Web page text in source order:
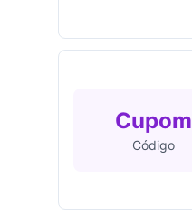
Cupom
Código